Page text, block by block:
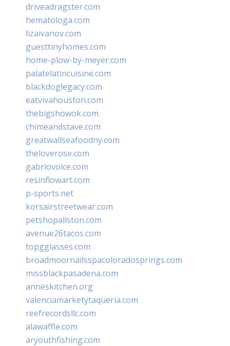
driveadragster.com
hematologa.com
lizaivanov.com
guesttinyhomes.com
home-plow-by-meyer.com
palatelatincuisine.com
blackdoglegacy.com
eatvivahouston.com
thebigshowok.com
chimeandstave.com
greatwallseafoodny.com
theloverose.com
gabriovoice.com
resinflowart.com
p-sports.net
korsairstreetwear.com
petshopallston.com
avenue26tacos.com
topgglasses.com
broadmoornailsspacoloradosprings.com
missblackpasadena.com
anneskitchen.org
valenciamarketytaqueria.com
reefrecordsllc.com
alawaffle.com
aryouthfishing.com